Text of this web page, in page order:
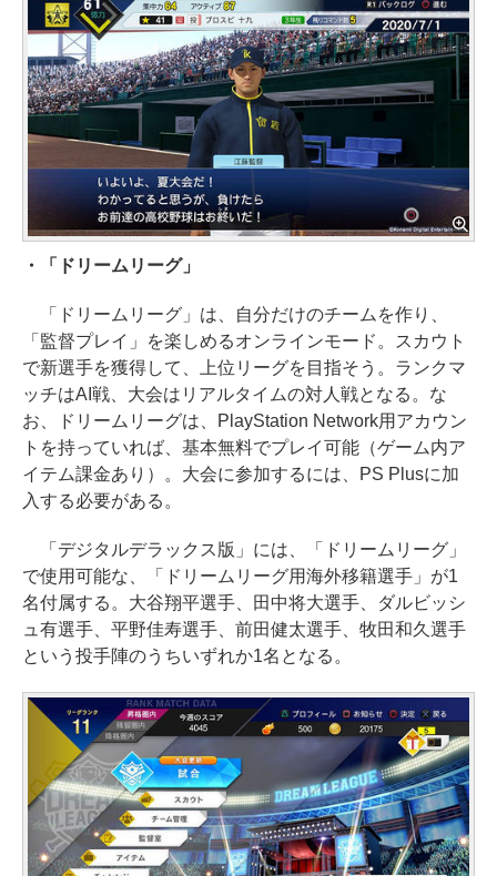
・「ドリームリーグ」
「ドリームリーグ」は、自分だけのチームを作り、
「監督プレイ」を楽しめるオンラインモード。スカウト
で新選手を獲得して、上位リーグを目指そう。ランクマ
ッチはAI戦、大会はリアルタイムの対人戦となる。な
お、ドリームリーグは、PlayStation Network用アカウン
トを持っていれば、基本無料でプレイ可能（ゲーム内ア
イテム課金あり）。大会に参加するには、PS Plusに加
入する必要がある。
「デジタルデラックス版」には、「ドリームリーグ」
で使用可能な、「ドリームリーグ用海外移籍選手」が1
名付属する。大谷翔平選手、田中将大選手、ダルビッシ
ュ有選手、平野佳寿選手、前田健太選手、牧田和久選手
という投手陣のうちいずれか1名となる。